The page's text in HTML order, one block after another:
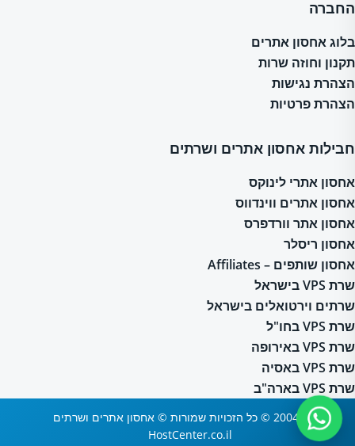
החברה
בלוג אחסון אתרים
תקנון וחוזה שרות
הצהרת נגישות
הצהרת פרטיות
חבילות אחסון אתרים ושרתים
אחסון אתרי לינוקס
אחסון אתרים ווינדווס
אחסון אתר וורדפרס
אחסון ריסלר
אחסון שותפים – Affiliates
שרת VPS בישראל
שרתים וירטואלים בישראל
שרת VPS בחו"ל
שרת VPS באירופה
שרת VPS באסיה
שרת VPS בארה"ב
2004-2026 © כל הזכויות שמורות © אחסון אתרים ושרתים
HostCenter.co.il